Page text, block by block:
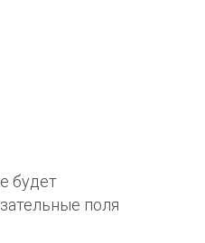
будет
поля